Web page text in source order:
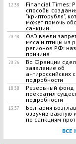
12:38
Financial Times:
способы
"крипторубля",
может помочь
санкции
20:48
ОАЭ ввели
мяса и птицы из
регионов РФ:
причина
20:26
Во Франции
заявление об
антироссийских
подробности
18:38
Резервный фонд
прекратил
подробности
13:37
Болгария
озвучив важную
по санкциям
ВСЕ